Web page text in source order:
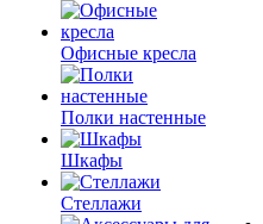
Офисные кресла
Полки настенные
Шкафы
Стеллажи